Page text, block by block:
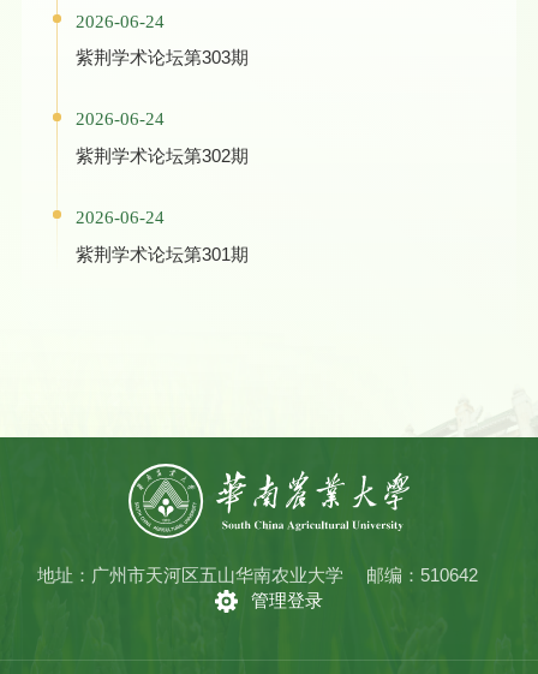
2026-06-24
紫荆学术论坛第303期
2026-06-24
紫荆学术论坛第302期
2026-06-24
紫荆学术论坛第301期
地址：广州市天河区五山华南农业大学
邮编：510642
管理登录